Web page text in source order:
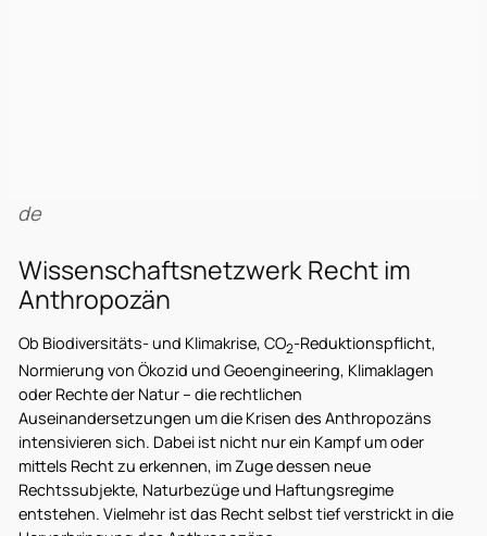
de
Wissenschaftsnetzwerk Recht im
Anthropozän
Ob Biodiversitäts- und Klimakrise, CO2-Reduktionspflicht,
Normierung von Ökozid und Geoengineering, Klimaklagen
oder Rechte der Natur – die rechtlichen
Auseinandersetzungen um die Krisen des Anthropozäns
intensivieren sich. Dabei ist nicht nur ein Kampf um oder
mittels Recht zu erkennen, im Zuge dessen neue
Rechtssubjekte, Naturbezüge und Haftungsregime
entstehen. Vielmehr ist das Recht selbst tief verstrickt in die